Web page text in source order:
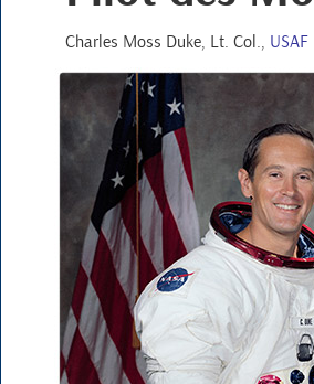
Charles Moss Duke, Lt. Col., USAF